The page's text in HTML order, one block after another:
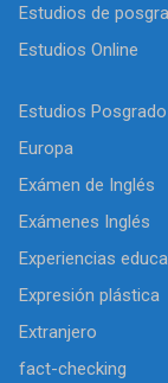
Estudios de
Estudios Online
Estudios Posgrado
Europa
Exámen de Inglés
Exámenes Inglés
Experiencias
Expresión plástica
Extranjero
fact-checking